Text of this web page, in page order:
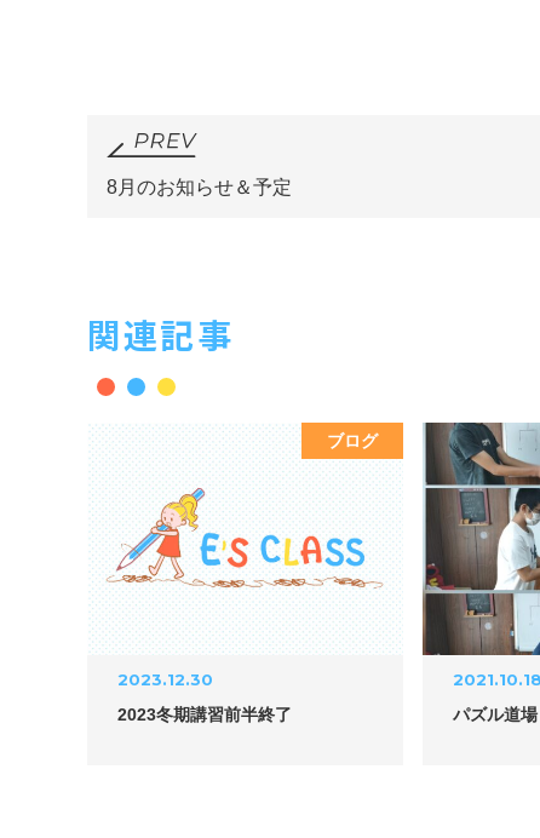
8月のお知らせ＆予定
関連記事
ブログ
2023.12.30
2023冬期講習前半終了
2021.10.18
パズル道